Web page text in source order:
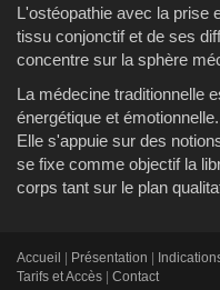
L'ostéopathie avec la prise
tissu conjonctif et de ses
concentre sur la sphère
La médecine traditionnelle
énergétique et émotionnelle.
Elle s'appuie sur des
se fixe comme objectif la
corps tant sur le plan
Accueil Présentation
Tarifs et Accès
Contact